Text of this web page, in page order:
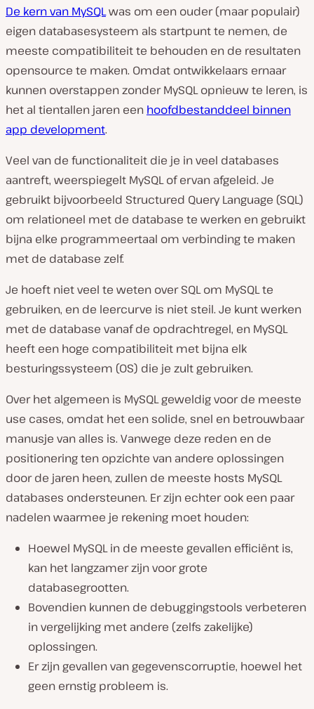
De kern van MySQLwas om een ouder (maar populair)
eigen databasesysteem als startpunt te nemen, de
meeste compatibiliteit te behouden en de resultaten
opensource te maken. Omdat ontwikkelaars ernaar
kunnen overstappen zonder MySQL opnieuw te leren, is
het al tientallen jaren een hoofdbestanddeel binnen
app development.
Veel van de functionaliteit die je in veel databases
aantreft, weerspiegelt MySQL of ervan afgeleid. Je
gebruikt bijvoorbeeld Structured Query Language (SQL)
om relationeel met de database te werken en gebruikt
bijna elke programmeertaal om verbinding te maken
met de database zelf.
Je hoeft niet veel te weten over SQL om MySQL te
gebruiken, en de leercurve is niet steil. Je kunt werken
met de database vanaf de opdrachtregel, en MySQL
heeft een hoge compatibiliteit met bijna elk
besturingssysteem (OS) die je zult gebruiken.
Over het algemeen is MySQL geweldig voor de meeste
use cases, omdat het een solide, snel en betrouwbaar
manusje van alles is. Vanwege deze reden en de
positionering ten opzichte van andere oplossingen
door de jaren heen, zullen de meeste hosts MySQL
databases ondersteunen. Er zijn echter ook een paar
nadelen waarmee je rekening moet houden:
Hoewel MySQL in de meeste gevallen efficiënt is,
kan het langzamer zijn voor grote
databasegrootten.
Bovendien kunnen de debuggingstools verbeteren
in vergelijking met andere (zelfs zakelijke)
oplossingen.
Er zijn gevallen van gegevenscorruptie, hoewel het
geen ernstig probleem is.